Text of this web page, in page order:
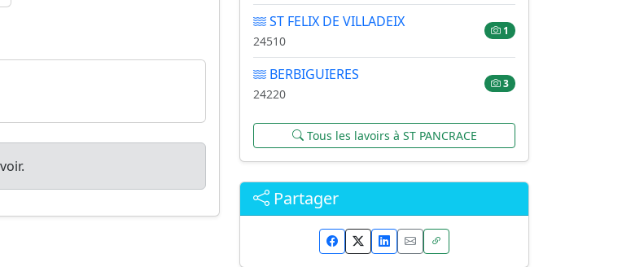
ST FELIX DE VILLADEIX
24510
1
BERBIGUIERES
24220
3
Tous les lavoirs à ST PANCRACE
Partager